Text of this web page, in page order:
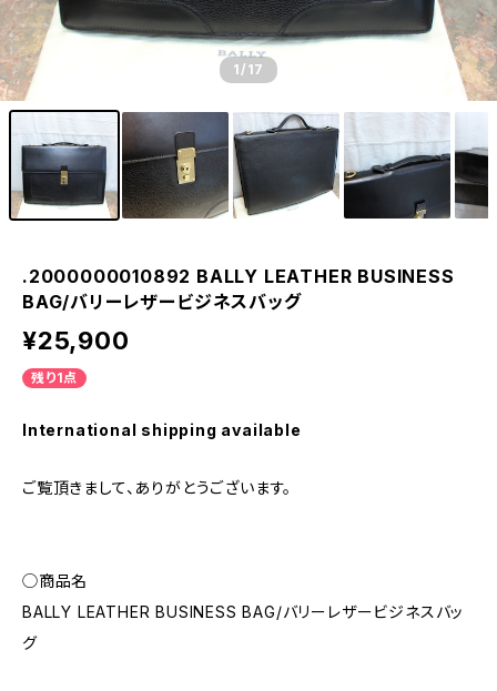
1 /17
.2000000010892 BALLY LEATHER BUSINESS
BAG/バリーレザービジネスバッグ
¥25,900
残り1点
International shipping available
ご覧頂きまして、ありがとうございます。
◯商品名
BALLY LEATHER BUSINESS BAG/バリーレザービジネスバッ
グ